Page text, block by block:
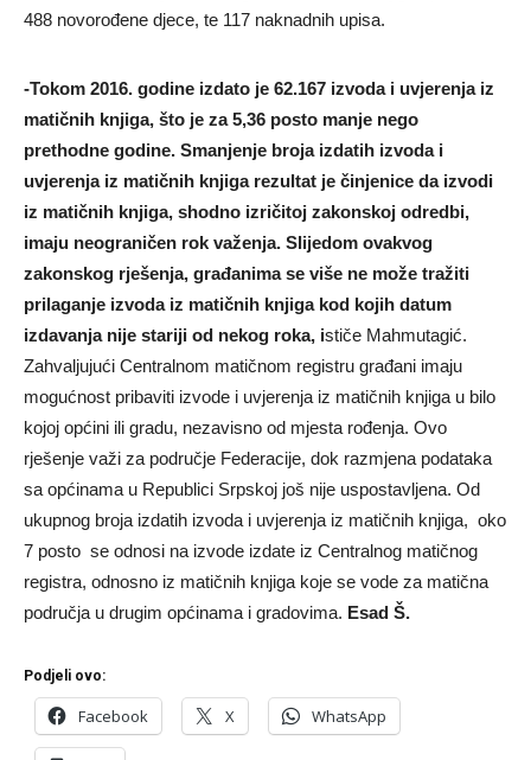
488 novorođene djece, te 117 naknadnih upisa.
-Tokom 2016. godine izdato je 62.167 izvoda i uvjerenja iz
matičnih knjiga, što je za 5,36 posto manje nego
prethodne godine. Smanjenje broja izdatih izvoda i
uvjerenja iz matičnih knjiga rezultat je činjenice da izvodi
iz matičnih knjiga, shodno izričitoj zakonskoj odredbi,
imaju neograničen rok važenja. Slijedom ovakvog
zakonskog rješenja, građanima se više ne može tražiti
prilaganje izvoda iz matičnih knjiga kod kojih datum
izdavanja nije stariji od nekog roka, ističe Mahmutagić.
Zahvaljujući Centralnom matičnom registru građani imaju
mogućnost pribaviti izvode i uvjerenja iz matičnih knjiga u bilo
kojoj općini ili gradu, nezavisno od mjesta rođenja. Ovo
rješenje važi za područje Federacije, dok razmjena podataka
sa općinama u Republici Srpskoj još nije uspostavljena. Od
ukupnog broja izdatih izvoda i uvjerenja iz matičnih knjiga, oko
7 posto se odnosi na izvode izdate iz Centralnog matičnog
registra, odnosno iz matičnih knjiga koje se vode za matična
područja u drugim općinama i gradovima. Esad Š.
Podjeli ovo:
Facebook X WhatsApp